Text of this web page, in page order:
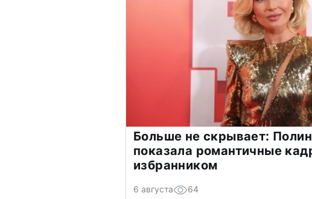
Больше не скрывает:
показала романтичные
избранником
6 августа 64